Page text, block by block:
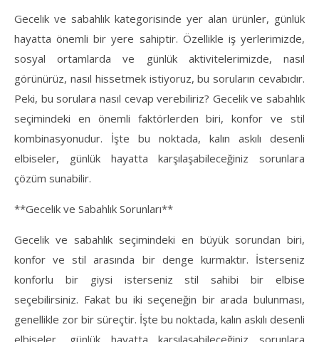
Gecelik ve sabahlık kategorisinde yer alan ürünler, günlük
hayatta önemli bir yere sahiptir. Özellikle iş yerlerimizde,
sosyal ortamlarda ve günlük aktivitelerimizde, nasıl
görünürüz, nasıl hissetmek istiyoruz, bu soruların cevabıdır.
Peki, bu sorulara nasıl cevap verebiliriz? Gecelik ve sabahlık
seçimindeki en önemli faktörlerden biri, konfor ve stil
kombinasyonudur. İşte bu noktada, kalın askılı desenli
elbiseler, günlük hayatta karşılaşabileceğiniz sorunlara
çözüm sunabilir.
**Gecelik ve Sabahlık Sorunları**
Gecelik ve sabahlık seçimindeki en büyük sorundan biri,
konfor ve stil arasında bir denge kurmaktır. İsterseniz
konforlu bir giysi isterseniz stil sahibi bir elbise
seçebilirsiniz. Fakat bu iki seçeneğin bir arada bulunması,
genellikle zor bir süreçtir. İşte bu noktada, kalın askılı desenli
elbiseler, günlük hayatta karşılaşabileceğiniz sorunlara